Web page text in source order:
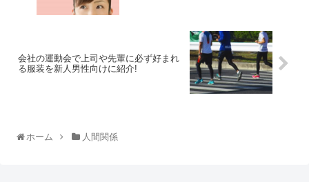
会社の運動会で上司や先輩に必ず好まれ
る服装を新人男性向けに紹介!
ホーム 人間関係